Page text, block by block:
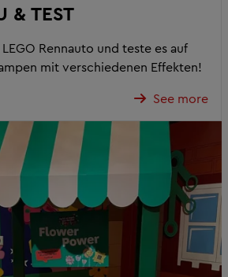
& TEST
Rennauto und teste es auf
mit verschiedenen Effekten!
See more